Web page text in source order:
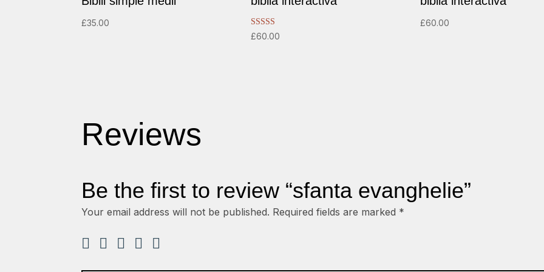
£35.00
Rated
5.00
£60.00
£60.00
Reviews
Be the first to review “sfanta evanghelie”
Your email address will not be published. Required fields are marked *